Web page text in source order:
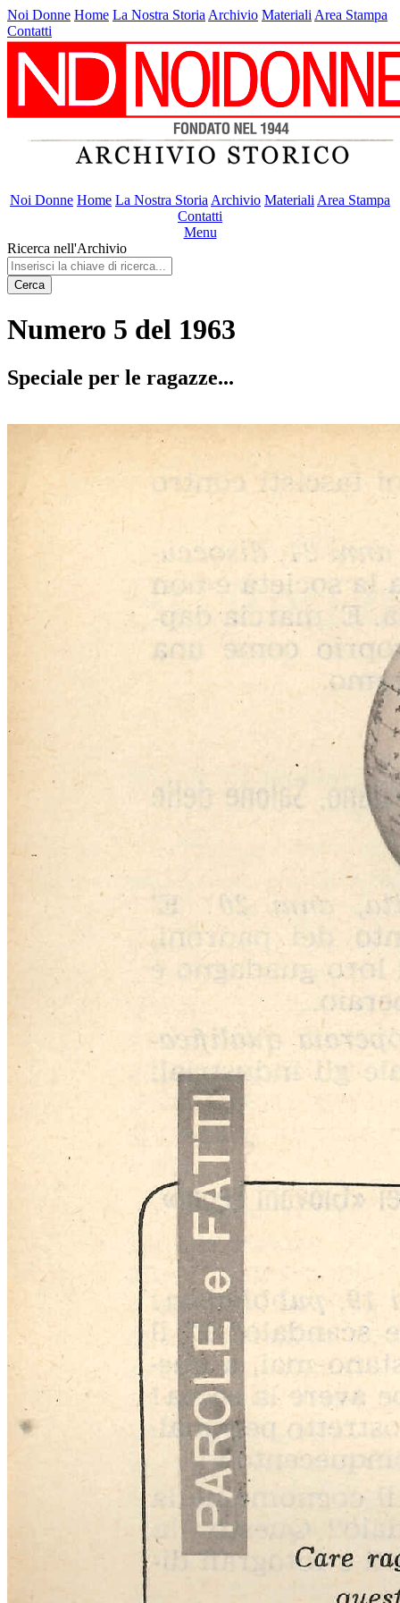
Noi Donne Home La Nostra Storia Archivio Materiali Area Stampa
Contatti
Noi Donne Home La Nostra Storia Archivio Materiali Area Stampa
Contatti
Menu
Ricerca nell'Archivio
Cerca
Numero 5 del 1963
Speciale per le ragazze...